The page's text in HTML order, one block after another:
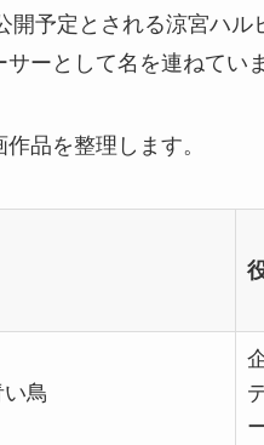
開予定とされる涼宮ハル
ーとして名を連ねていま
品を整理します。
い鳥